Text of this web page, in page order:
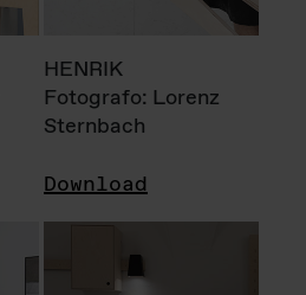
HENRIK
Fotografo: Lorenz
Sternbach
Download